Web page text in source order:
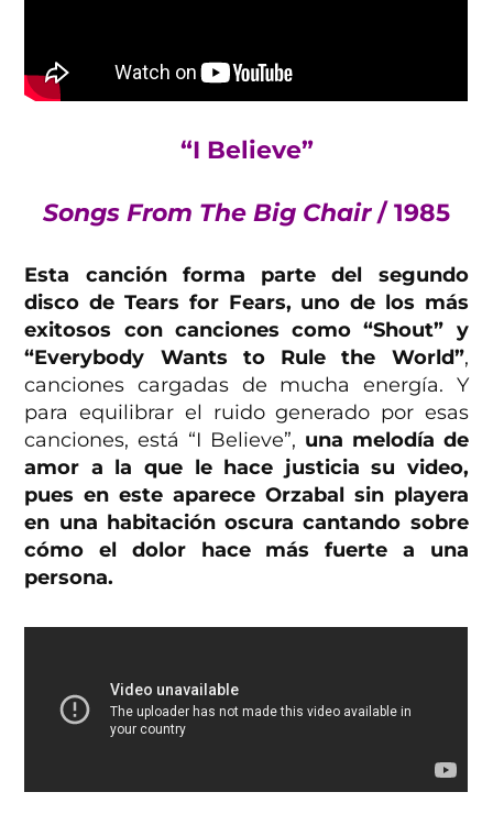
“I Believe”
Songs From The Big Chair/ 1985
Esta canción forma parte del segundo
disco de Tears for Fears, uno de los más
exitosos con canciones como “Shout” y
“Everybody Wants to Rule the World”,
canciones cargadas de mucha energía. Y
para equilibrar el ruido generado por esas
canciones, está “I Believe”, una melodía de
amor a la que le hace justicia su video,
pues en este aparece Orzabal sin playera
en una habitación oscura cantando sobre
cómo el dolor hace más fuerte a una
persona.